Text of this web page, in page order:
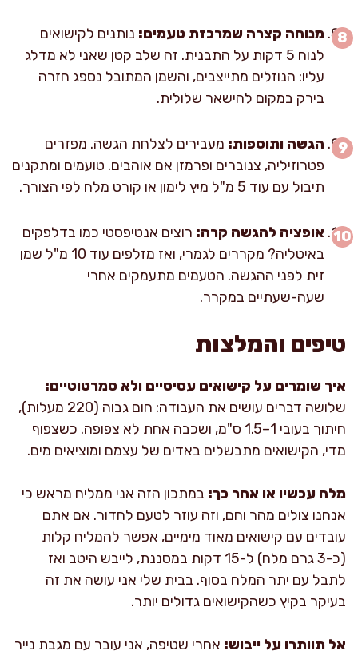
מנוחה קצרה שמרכזת טעמים: נותנים לקישואים
לנוח 5 דקות על התבנית. זה שלב קטן שאני לא מדלג
עליו: הנוזלים מתייצבים, והשמן המתובל נספג חזרה
בירק במקום להישאר שלולית.
הגשה ותוספות: מעבירים לצלחת הגשה. מפזרים
פטרוזיליה, צנוברים ופרמזן אם אוהבים. טועמים ומתקנים
תיבול עם עוד 5 מ"ל מיץ לימון או קורט מלח לפי הצורך.
אופציה להגשה קרה: רוצים אנטיפסטי כמו בדלפקים
באיטליה? מקררים לגמרי, ואז מזלפים עוד 10 מ"ל שמן
זית לפני ההגשה. הטעמים מתעמקים אחרי
שעה-שעתיים במקרר.
טיפים והמלצות
איך שומרים על קישואים עסיסיים ולא סמרטוטיים:
שלושה דברים עושים את העבודה: חום גבוה (220 מעלות),
חיתוך בעובי 1–1.5 ס"מ, ושכבה אחת לא צפופה. כשצפוף
מדי, הקישואים מתבשלים באדים של עצמם ומוציאים מים.
מלח עכשיו או אחר כך: במתכון הזה אני ממליח מראש כי
אנחנו צולים מהר וחם, וזה עוזר לטעם לחדור. אם אתם
עובדים עם קישואים מאוד מימיים, אפשר להמליח קלות
(כ-3 גרם מלח) ל-15 דקות במסננת, לייבש היטב ואז
לתבל עם יתר המלח בסוף. בבית שלי אני עושה את זה
בעיקר בקיץ כשהקישואים גדולים יותר.
אל תוותרו על ייבוש: אחרי שטיפה, אני עובר עם מגבת נייר